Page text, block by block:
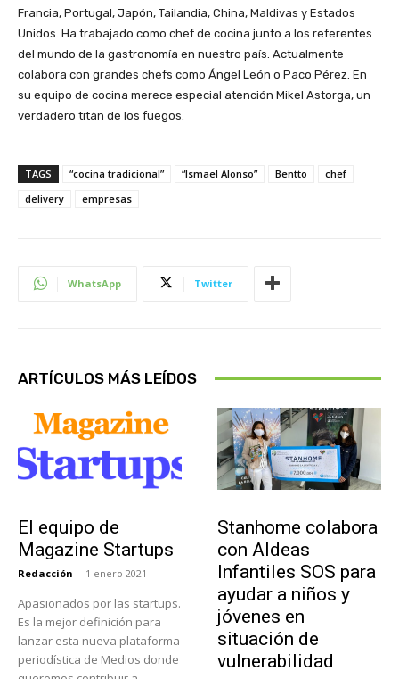
Francia, Portugal, Japón, Tailandia, China, Maldivas y Estados
Unidos. Ha trabajado como chef de cocina junto a los referentes
del mundo de la gastronomía en nuestro país. Actualmente
colabora con grandes chefs como Ángel León o Paco Pérez. En
su equipo de cocina merece especial atención Mikel Astorga, un
verdadero titán de los fuegos.
TAGS “cocina tradicional” “Ismael Alonso” Bentto
chef
delivery
empresas
WhatsApp Twitter
ARTÍCULOS MÁS LEÍDOS
El equipo de
Magazine Startups
Redacción - 1 enero 2021
Apasionados por las startups.
Es la mejor definición para
lanzar esta nueva plataforma
periodística de Medios donde
Stanhome colabora
con Aldeas
Infantiles SOS para
ayudar a niños y
jóvenes en
situación de
vulnerabilidad